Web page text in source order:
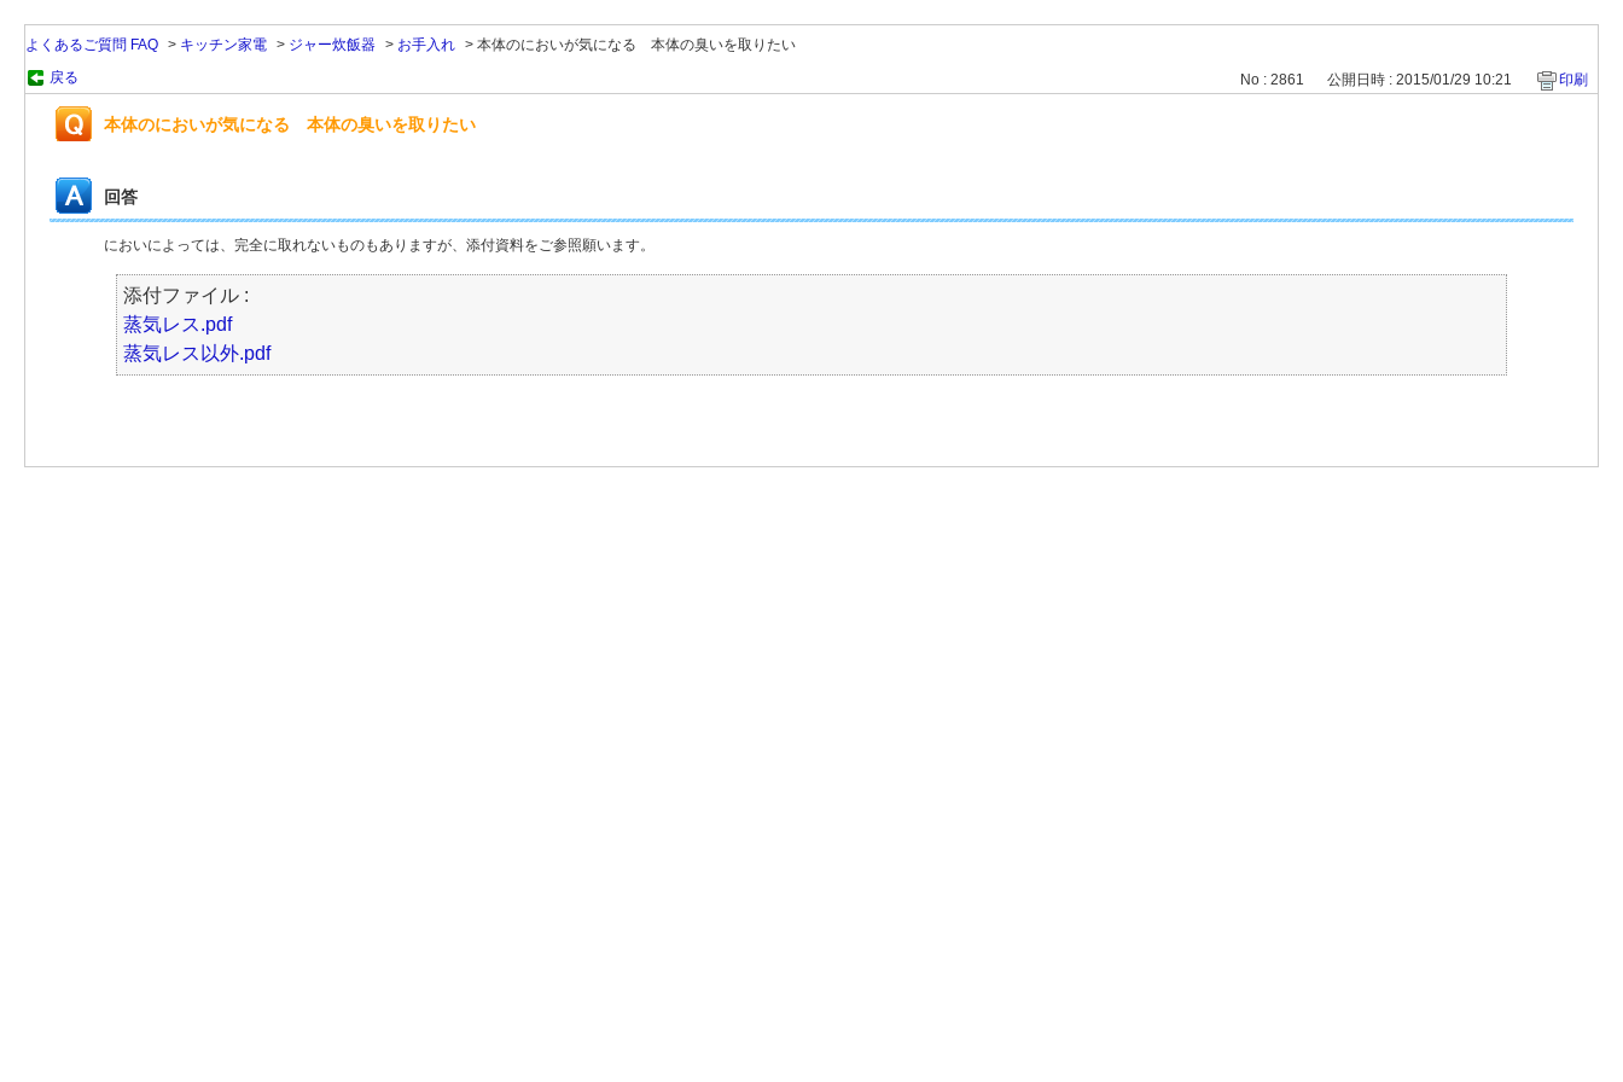
よくあるご質問 FAQ > キッチン家電 > ジャー炊飯器 > お手入れ > 本体のにおいが気になる 本体の臭いを取りたい
戻る
No : 2861 公開日時 : 2015/01/29 10:21 印刷
本体のにおいが気になる 本体の臭いを取りたい
回答
においによっては、完全に取れないものもありますが、添付資料をご参照願います。
添付ファイル :
蒸気レス.pdf
蒸気レス以外.pdf